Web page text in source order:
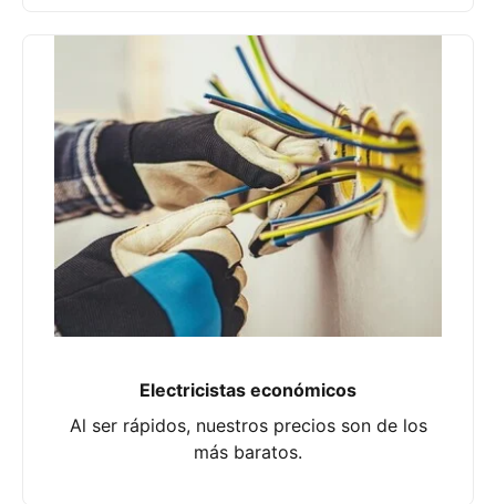
Electricistas económicos
Al ser rápidos, nuestros precios son de los
más baratos.